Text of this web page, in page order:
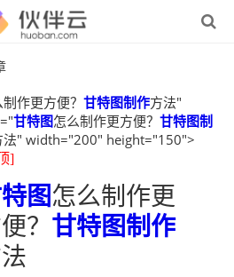
作更方便？ 甘特图制作方法"
甘特图怎么制作更方便？ 甘特图制
法" width="200" height="150">
]
图怎么制作更
？ 甘特图制作